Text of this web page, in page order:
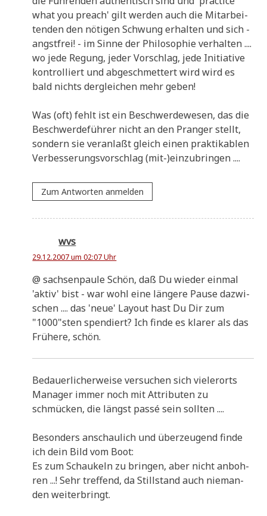
what you preach' gilt wer­den auch die Mit­ar­bei­
ten­den den nöti­gen Schwung erhal­ten und sich -
angst­frei! - im Sin­ne der Phi­lo­so­phie ver­hal­ten ....
wo jede Regung, jeder Vor­schlag, jede Initia­ti­ve
kon­trol­liert und abge­schmet­tert wird wird es
bald nichts der­glei­chen mehr geben!
Was (oft) fehlt ist ein Beschwer­de­we­sen, das die
Beschwer­de­füh­rer nicht an den Pran­ger stellt,
son­dern sie ver­an­laßt gleich einen prak­ti­ka­blen
Ver­bes­se­rungs­vor­schlag (mit-)einzubringen ....
Zum Antworten anmelden
wvs
29.12.2007 um 02:07 Uhr
@ sach­sen­pau­le Schön, daß Du wie­der ein­mal
'aktiv' bist - war wohl eine län­ge­re Pau­se dazwi­
schen .... das 'neue' Lay­out hast Du Dir zum
"1000"sten spen­diert? Ich fin­de es kla­rer als das
Frü­he­re, schön.
Bedau­er­li­cher­wei­se ver­su­chen sich vie­ler­orts
Mana­ger immer noch mit Attri­bu­ten zu
schmücken, die längst pas­sé sein sollten ....
Beson­ders anschau­lich und über­zeu­gend fin­de
ich dein Bild vom Boot:
Es zum Schau­keln zu brin­gen, aber nicht anboh­
ren ...! Sehr tref­fend, da Still­stand auch nie­man­
den weiterbringt.